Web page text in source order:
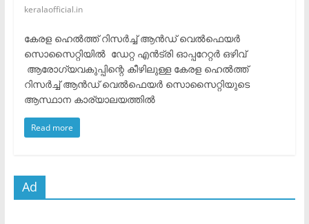
keralaofficial.in
കേരള ഹെൽത്ത് റിസർച്ച് ആൻഡ് വെൽഫെയർ
സൊസൈറ്റിയിൽ ഡേറ്റ എൻട്രി ഓപ്പറേറ്റർ ഒഴിവ്
ആരോഗ്യവകുപ്പിന്റെ കീഴിലുള്ള കേരള ഹെൽത്ത്
റിസർച്ച് ആൻഡ് വെൽഫെയർ സൊസൈറ്റിയുടെ
ആസ്ഥാന കാര്യാലയത്തിൽ
Read more
Ad